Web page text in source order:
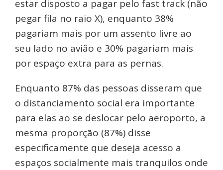
estar disposto a pagar pelo fast track (não
pegar fila no raio X), enquanto 38%
pagariam mais por um assento livre ao
seu lado no avião e 30% pagariam mais
por espaço extra para as pernas.
Enquanto 87% das pessoas disseram que
o distanciamento social era importante
para elas ao se deslocar pelo aeroporto, a
mesma proporção (87%) disse
especificamente que deseja acesso a
espaços socialmente mais tranquilos onde